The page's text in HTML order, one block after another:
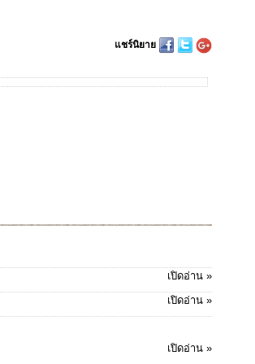
แชร์นิยาย
เปิดอ่าน »
เปิดอ่าน »
เปิดอ่าน »